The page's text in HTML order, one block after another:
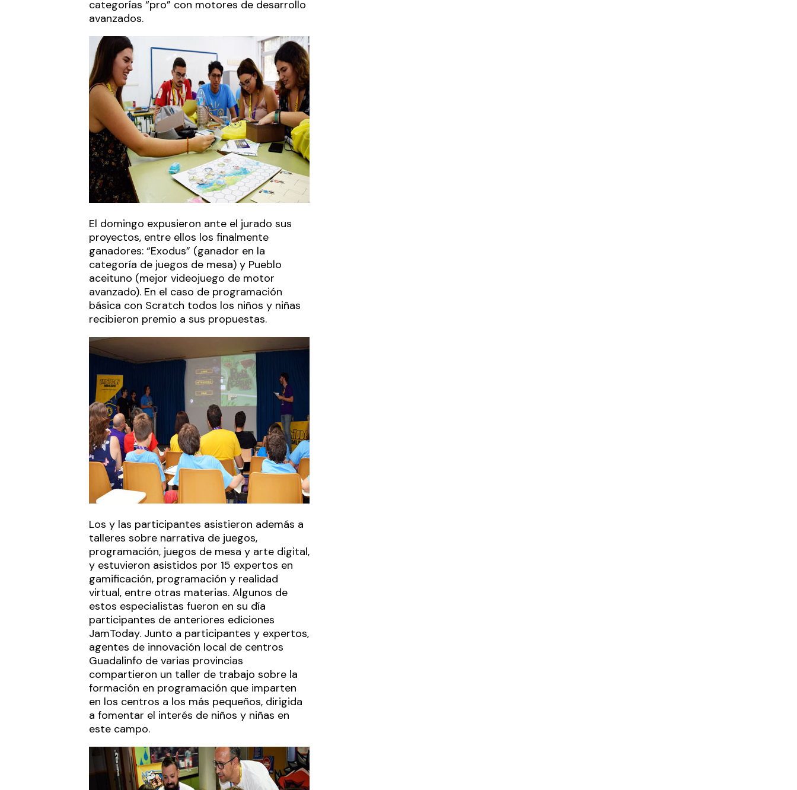
categorías “pro” con motores de desarrollo
avanzados.
El domingo expusieron ante el jurado sus
proyectos, entre ellos los finalmente
ganadores: “Exodus” (ganador en la
categoría de juegos de mesa) y Pueblo
aceituno (mejor videojuego de motor
avanzado). En el caso de programación
básica con Scratch todos los niños y niñas
recibieron premio a sus propuestas.
Los y las participantes asistieron además a
talleres sobre narrativa de juegos,
programación, juegos de mesa y arte digital,
y estuvieron asistidos por 15 expertos en
gamificación, programación y realidad
virtual, entre otras materias. Algunos de
estos especialistas fueron en su día
participantes de anteriores ediciones
JamToday. Junto a participantes y expertos,
agentes de innovación local de centros
Guadalinfo de varias provincias
compartieron un taller de trabajo sobre la
formación en programación que imparten
en los centros a los más pequeños, dirigida
a fomentar el interés de niños y niñas en
este campo.